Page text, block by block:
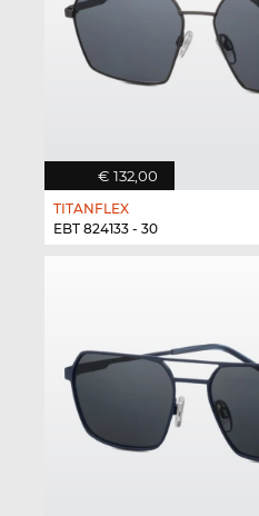
€ 132,00
TITANFLEX
EBT 824133 - 30